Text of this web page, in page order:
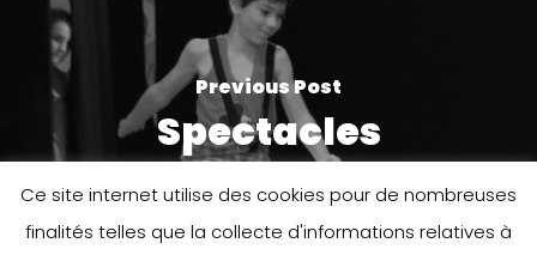
Previous Post
Spectacles
Ce site internet utilise des cookies pour de nombreuses
finalités telles que la collecte d'informations relatives à